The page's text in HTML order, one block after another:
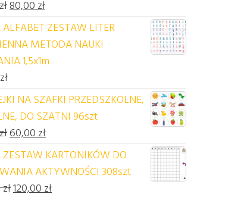
złPierwotna cena wynosiła: 85,00 zł.
80,00 złAktualna cena wynosi: 80,00 zł.
ZESTAW LITER
METODA NAUKI
1,5x1m
zł
NA SZAFKI PRZEDSZKOLNE,
DO SZATNI 96szt
złPierwotna cena wynosiła: 70,00 zł.
60,00 złAktualna cena wynosi: 60,00 zł.
KARTONIKÓW DO
AKTYWNOŚCI 308szt
złPierwotna cena wynosiła: 140,00 zł.
120,00 złAktualna cena wynosi: 120,00 zł.